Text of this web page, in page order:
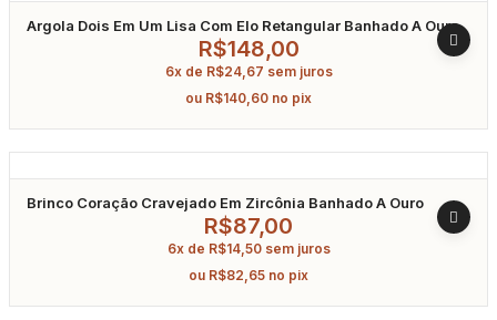
Argola Dois Em Um Lisa Com Elo Retangular Banhado A Ouro
R$148,00
6x de R$24,67 sem juros
ou R$140,60 no pix
Brinco Coração Cravejado Em Zircônia Banhado A Ouro
R$87,00
6x de R$14,50 sem juros
ou R$82,65 no pix